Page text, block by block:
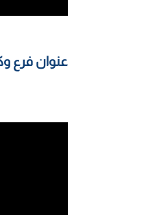
عنوان فرع